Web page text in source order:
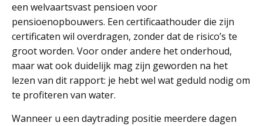
een welvaartsvast pensioen voor
pensioenopbouwers. Een certificaathouder die zijn
certificaten wil overdragen, zonder dat de risico’s te
groot worden. Voor onder andere het onderhoud,
maar wat ook duidelijk mag zijn geworden na het
lezen van dit rapport: je hebt wel wat geduld nodig om
te profiteren van water.
Wanneer u een daytrading positie meerdere dagen